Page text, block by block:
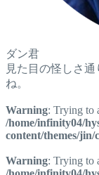
ダン君
見た目の怪しさ
ね。
Warning: Trying to
/home/infinity04/
content/themes/jin/
Warning: Trying to